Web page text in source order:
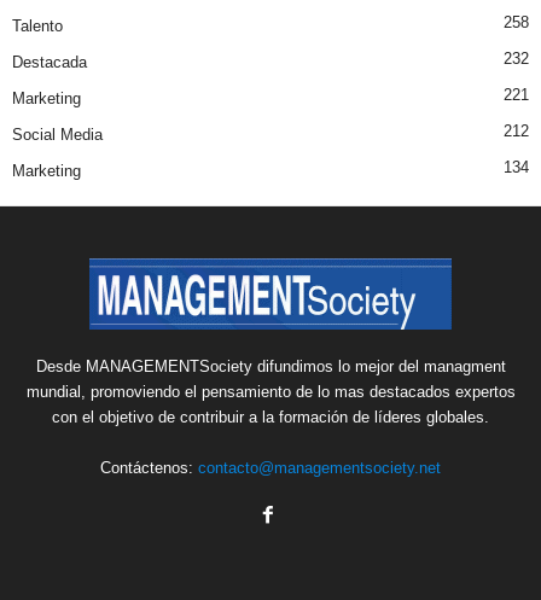
Talento 258
Destacada 232
Marketing 221
Social Media 212
Marketing 134
Desde MANAGEMENTSociety difundimos lo mejor del managment
mundial, promoviendo el pensamiento de lo mas destacados expertos
con el objetivo de contribuir a la formación de líderes globales.
Contáctenos: contacto@managementsociety.net